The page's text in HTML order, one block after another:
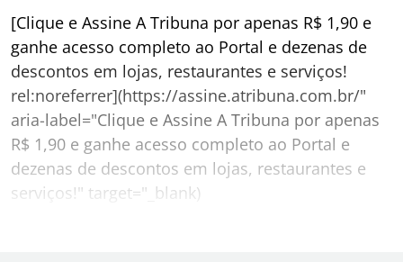
[Clique e Assine A Tribuna por apenas R$ 1,90 e
ganhe acesso completo ao Portal e dezenas de
descontos em lojas, restaurantes e serviços!
rel:noreferrer](https://assine.atribuna.com.br/"
aria-label="Clique e Assine A Tribuna por apenas
R$ 1,90 e ganhe acesso completo ao Portal e
dezenas de descontos em lojas, restaurantes e
serviços!" target="_blank)